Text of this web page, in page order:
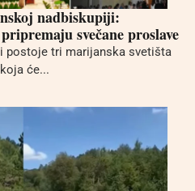
nadbiskupiji:
svečane proslave
postoje tri marijanska svetišta
će...